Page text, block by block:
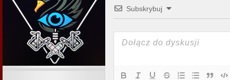
Subskrybuj